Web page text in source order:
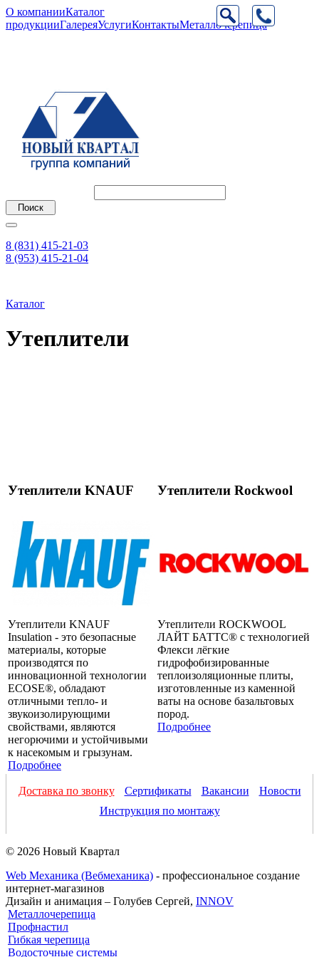
О компанииКаталог
продукцииГалереяУслугиКонтактыМеталлочерепица
8 (831) 415-21-03
8 (953) 415-21-04
Каталог
Утеплители
Утеплители KNAUF Утеплители Rockwool
Утеплители KNAUF
Insulation - это безопасные
материалы, которые
производятся по
инновационной технологии
ECOSE®, обладают
отличными тепло- и
звукоизолирующими
свойствами, являются
негорючими и устойчивыми
к насекомым и грызунам.
Подробнее
Утеплители ROCKWOOL
ЛАЙТ БАТТС® с технологией
Флекси лёгкие
гидрофобизированные
теплоизоляционные плиты,
изготовленные из каменной
ваты на основе базальтовых
пород.
Подробнее
Доставка по звонку Сертификаты Вакансии
Новости
Инструкция по монтажу
© 2026 Новый Квартал
Web Механика (Вебмеханика) - профессиональное создание
интернет-магазинов
Дизайн и анимация – Голубев Сергей, INNOV
Металлочерепица
Профнастил
Гибкая черепица
Водосточные системы